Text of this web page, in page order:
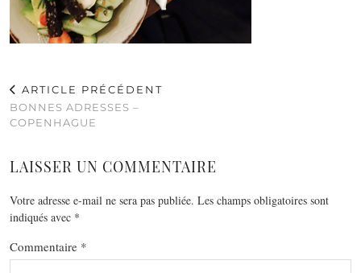
ARTICLE PRÉCÉDENT
BONNES ADRESSES –
COPENHAGUE
LAISSER UN COMMENTAIRE
Votre adresse e-mail ne sera pas publiée. Les champs obligatoires sont
indiqués avec *
Commentaire *